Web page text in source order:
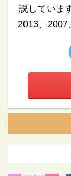
説していま
2013、2007